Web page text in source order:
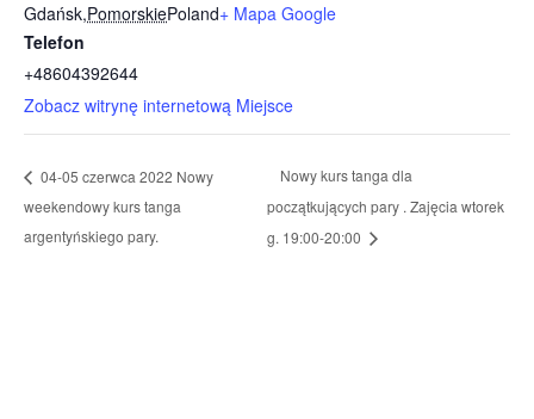
Gdańsk,PomorskiePoland+ Mapa Google
Telefon
+48604392644
Zobacz witrynę internetową Miejsce
04-05 czerwca 2022 Nowy
weekendowy kurs tanga
argentyńskiego pary.
Nowy kurs tanga dla
początkujących pary . Zajęcia wtorek
g. 19:00-20:00